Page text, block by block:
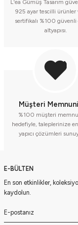
L'ea Gümüş Tasarım
925 ayar tescilli ürünler
sertifikalı %100 güvenli
altyapısı.
Müşteri
%100 müşteri
hedefiyle, taleplerinize en
yapıcı çözümleri
E-BÜLTEN
En son etkinlikler,
kaydolun.